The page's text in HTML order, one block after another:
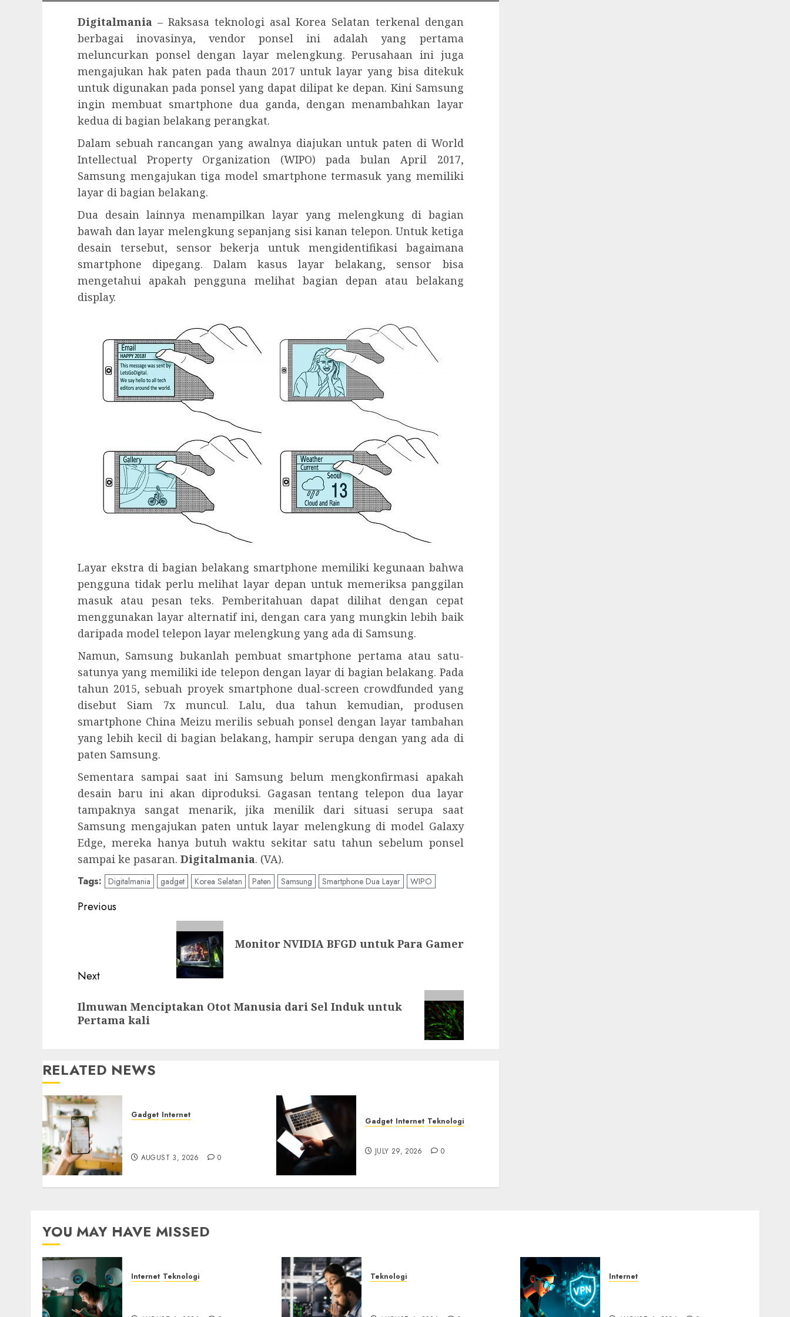
Digitalmania – Raksasa teknologi asal Korea Selatan terkenal dengan
berbagai inovasinya, vendor ponsel ini adalah yang pertama
meluncurkan ponsel dengan layar melengkung. Perusahaan ini juga
mengajukan hak paten pada thaun 2017 untuk layar yang bisa ditekuk
untuk digunakan pada ponsel yang dapat dilipat ke depan. Kini Samsung
ingin membuat smartphone dua ganda, dengan menambahkan layar
kedua di bagian belakang perangkat.
Dalam sebuah rancangan yang awalnya diajukan untuk paten di World
Intellectual Property Organization (WIPO) pada bulan April 2017,
Samsung mengajukan tiga model smartphone termasuk yang memiliki
layar di bagian belakang.
Dua desain lainnya menampilkan layar yang melengkung di bagian
bawah dan layar melengkung sepanjang sisi kanan telepon. Untuk ketiga
desain tersebut, sensor bekerja untuk mengidentifikasi bagaimana
smartphone dipegang. Dalam kasus layar belakang, sensor bisa
mengetahui apakah pengguna melihat bagian depan atau belakang
display.
Layar ekstra di bagian belakang smartphone memiliki kegunaan bahwa
pengguna tidak perlu melihat layar depan untuk memeriksa panggilan
masuk atau pesan teks. Pemberitahuan dapat dilihat dengan cepat
menggunakan layar alternatif ini, dengan cara yang mungkin lebih baik
daripada model telepon layar melengkung yang ada di Samsung.
Namun, Samsung bukanlah pembuat smartphone pertama atau satu-
satunya yang memiliki ide telepon dengan layar di bagian belakang. Pada
tahun 2015, sebuah proyek smartphone dual-screen crowdfunded yang
disebut Siam 7x muncul. Lalu, dua tahun kemudian, produsen
smartphone China Meizu merilis sebuah ponsel dengan layar tambahan
yang lebih kecil di bagian belakang, hampir serupa dengan yang ada di
paten Samsung.
Sementara sampai saat ini Samsung belum mengkonfirmasi apakah
desain baru ini akan diproduksi. Gagasan tentang telepon dua layar
tampaknya sangat menarik, jika menilik dari situasi serupa saat
Samsung mengajukan paten untuk layar melengkung di model Galaxy
Edge, mereka hanya butuh waktu sekitar satu tahun sebelum ponsel
sampai ke pasaran. Digitalmania. (VA).
Tags: Digitalmania gadget Korea Selatan Paten Samsung Smartphone Dua Layar WIPO
Post
Previous
Monitor NVIDIA BFGD untuk Para Gamer
Next
post:
Ilmuwan Menciptakan Otot Manusia dari Sel Induk untuk
Pertama kali
RELATED NEWS
Gadget Internet
AUGUST 3, 2026 0
Gadget Internet Teknologi
JULY 29, 2026 0
YOU MAY HAVE MISSED
Internet Teknologi Teknologi Internet